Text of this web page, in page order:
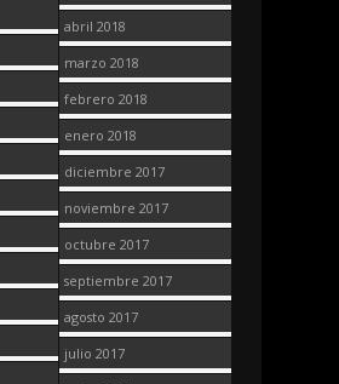
abril 2018
marzo 2018
febrero 2018
enero 2018
diciembre 2017
noviembre 2017
octubre 2017
septiembre 2017
agosto 2017
julio 2017